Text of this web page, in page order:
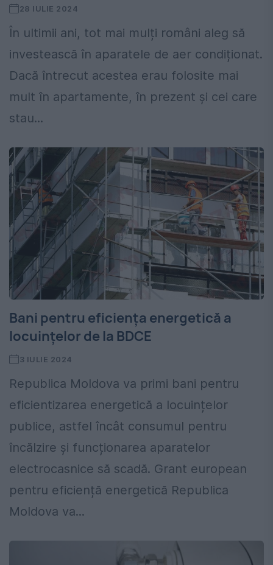
28 IULIE 2024
În ultimii ani, tot mai mulți români aleg să
investească în aparatele de aer condiționat.
Dacă întrecut acestea erau folosite mai
mult în apartamente, în prezent și cei care
stau...
Bani pentru eficiența energetică a
locuințelor de la BDCE
3 IULIE 2024
Republica Moldova va primi bani pentru
eficientizarea energetică a locuințelor
publice, astfel încât consumul pentru
încălzire și funcționarea aparatelor
electrocasnice să scadă. Grant european
pentru eficiență energetică Republica
Moldova va...